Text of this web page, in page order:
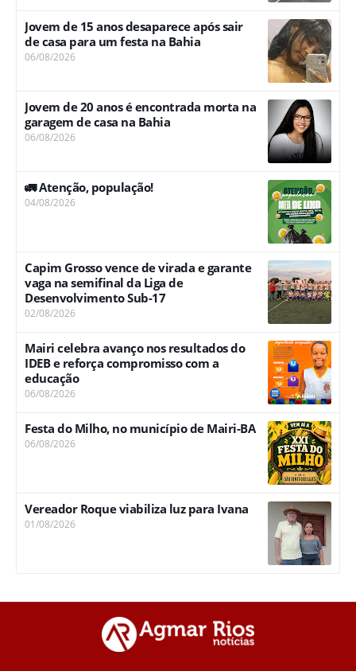
Jovem de 15 anos desaparece após sair
de casa para um festa na Bahia
06/08/2026
Jovem de 20 anos é encontrada morta na
garagem de casa na Bahia
06/08/2026
🚛 Atenção, população!
04/08/2026
Capim Grosso vence de virada e garante
vaga na semifinal da Liga de
Desenvolvimento Sub-17
02/08/2026
Mairi celebra avanço nos resultados do
IDEB e reforça compromisso com a
educação
06/08/2026
Festa do Milho, no município de Mairi-BA
06/08/2026
Vereador Roque viabiliza luz para Ivana
01/08/2026